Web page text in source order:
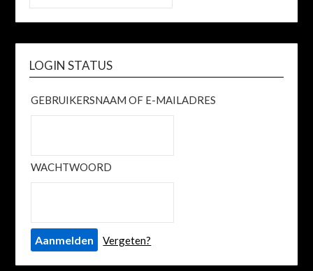
LOGIN STATUS
GEBRUIKERSNAAM OF E-MAILADRES
WACHTWOORD
Vergeten?